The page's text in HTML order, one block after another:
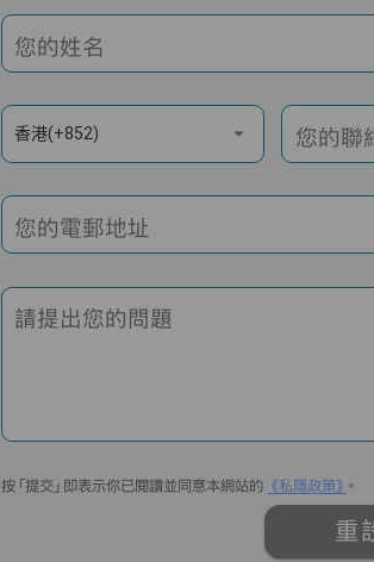
您的姓名
香港(+852) 您的聯
您的電郵地址
請提出您的問題
按「提交」即表示你已閱讀並同意本網站的 《私隱政策》 。
重